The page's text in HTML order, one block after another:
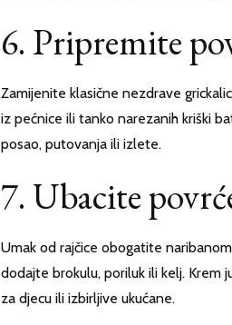
6. Pripremite
Zamijenite klasične nezdrave
iz pećnice ili tanko narezanih kriški
posao, putovanja ili izlete.
7. Ubacite
Umak od rajčice obogatite
dodajte brokulu, poriluk ili kelj. Krem
za djecu ili izbirljive ukućane.